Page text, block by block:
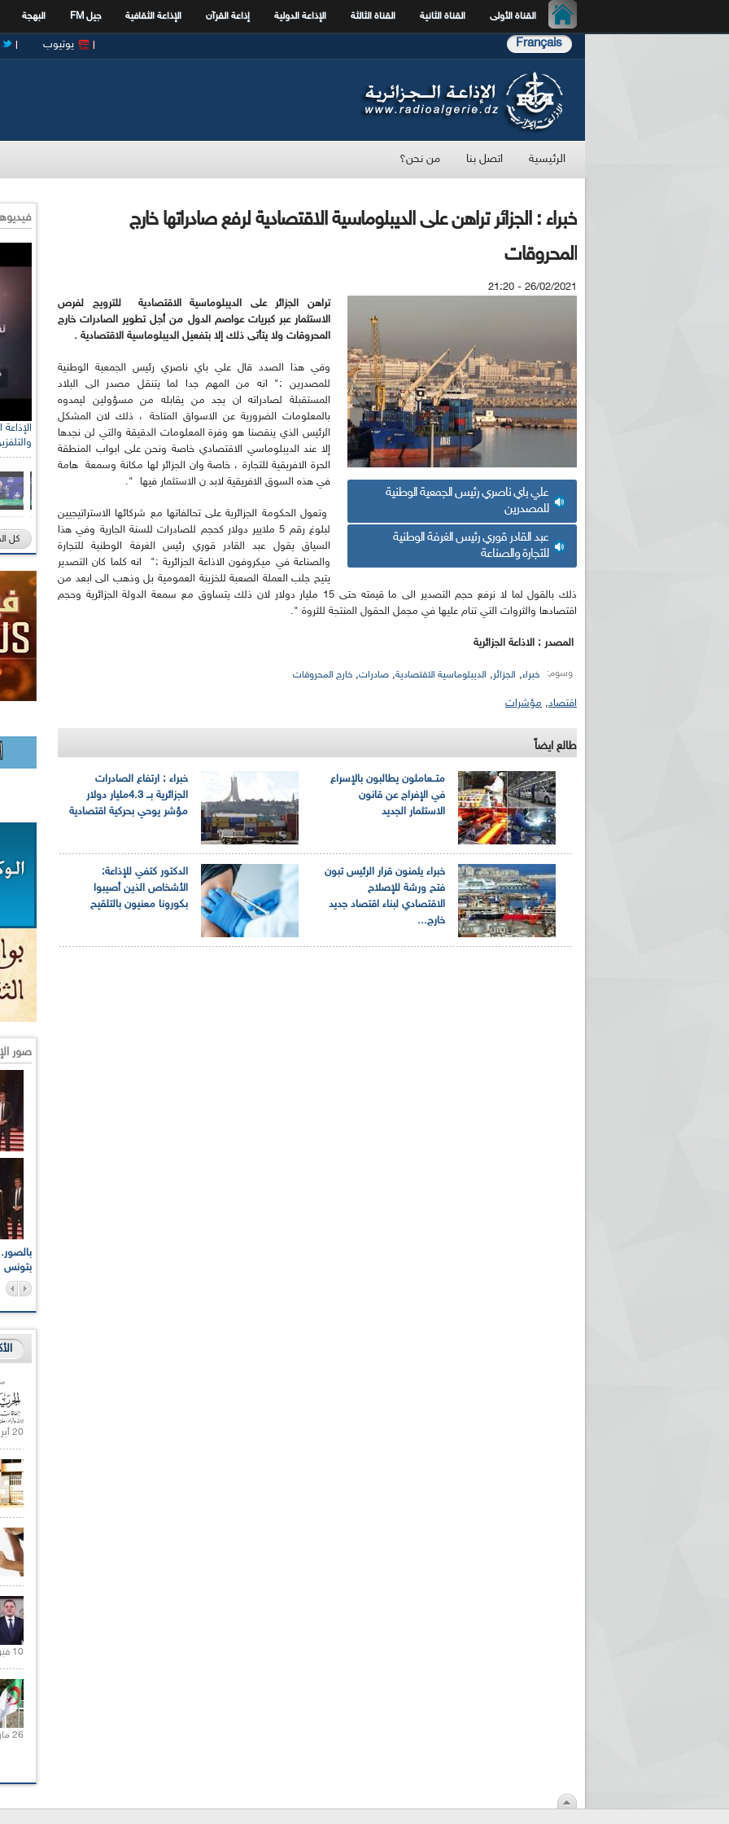
القناة الأولى القناة الثانية القناة الثالثة الإذاعة الدولية إذاعة القرآن الإذاعة الثقافية جيل FM البهجة
Français يوتيوب
الرئيسية اتصل بنا من نحن؟
خبراء : الجزائر تراهن على الديبلوماسية الاقتصادية لرفع صادراتها خارج
المحروقات
26/02/2021 - 21:20
علي باي ناصري رئيس الجمعية الوطنية
للمصدرين
عبد القادر قوري رئيس الغرفة الوطنية
للتجارة والصناعة
تراهن الجزائر على الديبلوماسية الاقتصادية للترويج لفرص
الاستثمار عبر كبريات عواصم الدول من أجل تطوير الصادرات خارج
المحروقات ولا يتأتى ذلك إلا بتفعيل الديبلوماسية الاقتصادية .
وفي هذا الصدد قال علي باي ناصري رئيس الجمعية الوطنية
للمصدرين :" انه من المهم جدا لما يتنقل مصدر الى البلاد
المستقبلة لصادراته ان يجد من يقابله من مسؤولين ليمدوه
بالمعلومات الضرورية عن الاسواق المتاحة ، ذلك لان المشكل
الرئيس الذي ينقصنا هو وفرة المعلومات الدقيقة والتي لن نجدها
إلا عند الديبلوماسي الاقتصادي خاصة ونحن على ابواب المنطقة
الحرة الافريقية للتجارة ، خاصة وان الجزائر لها مكانة وسمعة هامة
في هذه السوق الافريقية لابد ن الاستثمار فيها ".
وتعول الحكومة الجزائرية على تحالفاتها مع شركائها الاستراتيجيين
لبلوغ رقم 5 ملايير دولار كحجم للصادرات للسنة الجارية وفي هذا
السياق يقول عبد القادر قوري رئيس الغرفة الوطنية للتجارة
والصناعة في ميكروفون الاذاعة الجزائرية :" انه كلما كان التصدير
يتيح جلب العملة الصعبة للخزينة العمومية بل وذهب الى ابعد من
ذلك بالقول لما لا نرفع حجم التصدير الى ما قيمته حتى 15 مليار دولار لان ذلك يتساوق مع سمعة الدولة الجزائرية وحجم
اقتصادها والثروات التي تنام عليها في مجمل الحقول المنتجة للثروة ".
المصدر : الاذاعة الجزائرية
وسوم: خبراء, الجزائر, الديبلوماسية الاقتصادية, صادرات, خارج المحروقات
اقتصاد, مؤشرات
طالع ايضاً
خبراء : ارتفاع الصادرات
الجزائرية بــ 4.3مليار دولار
مؤشر يوحي بحركية اقتصادية
متــعاملون يطالبون بالإسراع
في الإفراج عن قانون
الاستثمار الجديد
الدكتور كتفي للإذاعة:
الأشخاص الذين أصيبوا
بكورونا معنيون بالتلقيح
خبراء يثمنون قرار الرئيس تبون
فتح ورشة للإصلاح
الاقتصادي لبناء اقتصاد جديد
خارج...
كل
صور
بتونس
20 أبريل 2021 |
10 فبراير 2021 |
26 مارس 2021 |